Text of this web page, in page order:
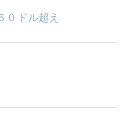
０ドル超え